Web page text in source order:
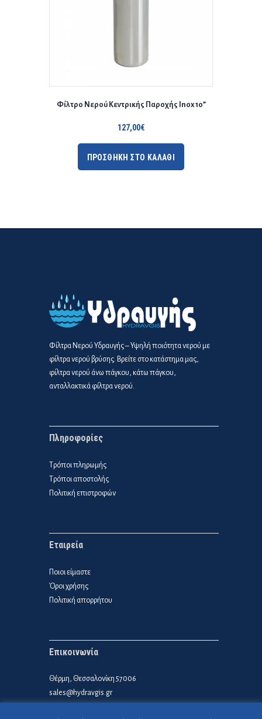
Φίλτρο Νερού Κεντρικής Παροχής Inox 10”
127,00€
ΠΡΟΣΘΗΚΗ ΣΤΟ ΚΑΛΑΘΙ
Φίλτρα Νερού Υδραυγής – Υψηλή ποιότητα νερού με
φίλτρα νερού βρύσης. Βρείτε στο κατάστημα μας,
φίλτρα νερού άνω πάγκου, κάτω πάγκου,
ανταλλακτικά φίλτρα νερού.
Πληροφορίες
Τρόποι πληρωμής
Τρόποι αποστολής
Πολιτική επιστροφών
Εταιρεία
Ποιοι είμαστε
Όροι χρήσης
Πολιτική απορρήτου
Επικοινωνία
Θέρμη, Θεσσαλονίκη 57006
sales@hydravgis.gr